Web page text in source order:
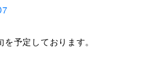
予定しております。